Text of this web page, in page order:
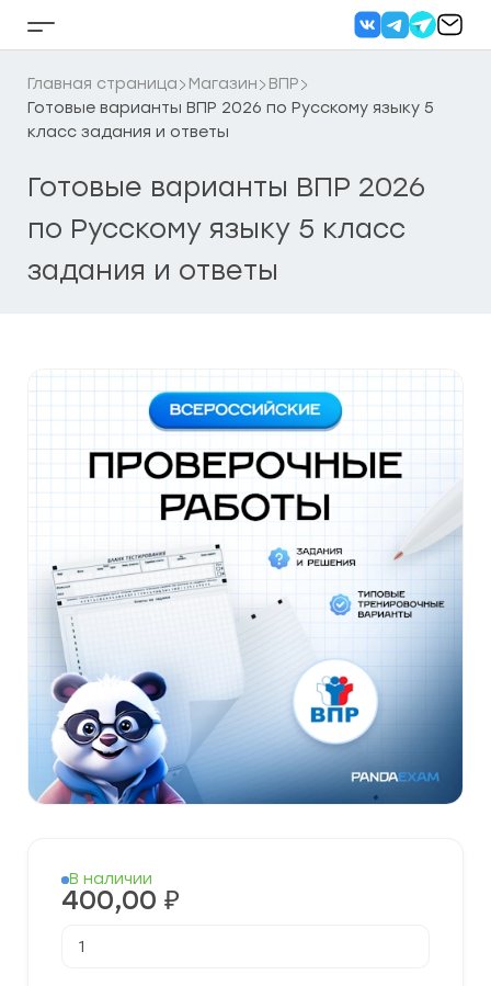
Кнопка
бокового
меню
Главная страница Магазин
ВПР
Готовые варианты ВПР 2026 по Русскому языку 5
класс задания и ответы
Готовые варианты ВПР 2026
по Русскому языку 5 класс
задания и ответы
В наличии
400,00 ₽
товара